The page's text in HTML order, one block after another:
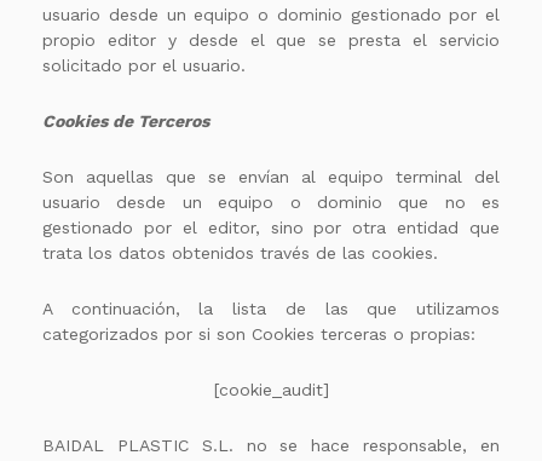
usuario desde un equipo o dominio gestionado por el
propio editor y desde el que se presta el servicio
solicitado por el usuario.
Cookies de Terceros
Son aquellas que se envían al equipo terminal del
usuario desde un equipo o dominio que no es
gestionado por el editor, sino por otra entidad que
trata los datos obtenidos través de las cookies.
A continuación, la lista de las que utilizamos
categorizados por si son Cookies terceras o propias:
[cookie_audit]
BAIDAL PLASTIC S.L. no se hace responsable, en